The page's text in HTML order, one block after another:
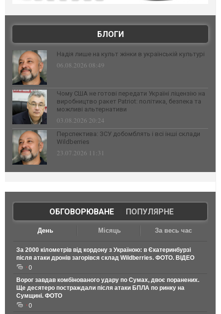
БЛОГИ
Надія лише на культ жінки в українській культурі
06.08.2026 08:49
Чому США не готові передати Україні ліцензію на
виробництво ракет Patriot: політика, безпека та
можливі альтернативи
03.08.2026 20:24
Перспектива: ЗСУ добомблять і всі інші склади
Wildberries
23.07.2026 11:31
ОБГОВОРЮВАНЕ| ПОПУЛЯРНЕ
День Місяць За весь час
За 2000 кілометрів від кордону з Україною: в Єкатеринбурзі
після атаки дронів загорівся склад Wildberries. ФОТО. ВІДЕО
0
Ворог завдав комбінованого удару по Сумах, двоє поранених.
Ще десятеро постраждали після атаки БПЛА по ринку на
Сумщині. ФОТО
0